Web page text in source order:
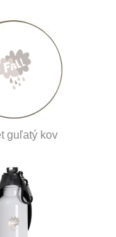
guľatý kov